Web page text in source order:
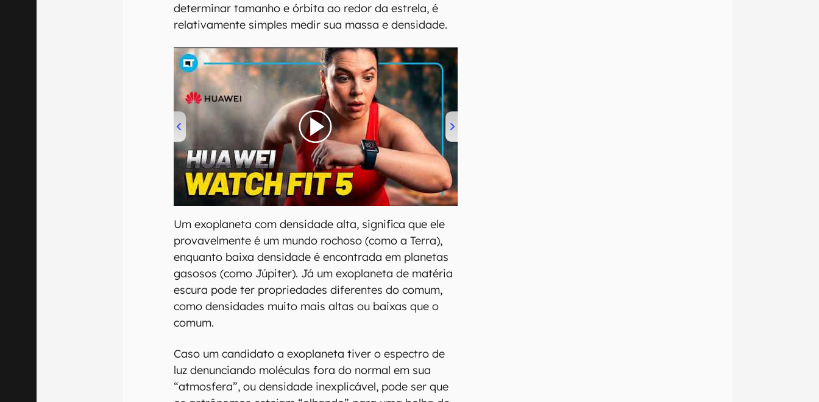
determinar tamanho e órbita ao redor da estrela, é
relativamente simples medir sua massa e densidade.
00:00/04:51
Um exoplaneta com densidade alta, significa que ele
provavelmente é um mundo rochoso (como a Terra),
enquanto baixa densidade é encontrada em planetas
gasosos (como Júpiter). Já um exoplaneta de matéria
escura pode ter propriedades diferentes do comum,
como densidades muito mais altas ou baixas que o
comum.
Caso um candidato a exoplaneta tiver o espectro de
luz denunciando moléculas fora do normal em sua
“atmosfera”, ou densidade inexplicável, pode ser que